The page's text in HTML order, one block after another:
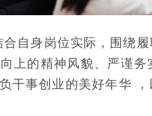
自身岗位实际，围绕
上的精神风貌、严谨
干事创业的美好年华